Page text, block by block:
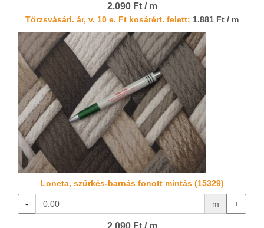
2.090 Ft / m
Törzsvásárl. ár, v. 10 e. Ft kosárért. felett: 1.881 Ft / m
Loneta, szürkés-barnás fonott mintás (15329)
- m +